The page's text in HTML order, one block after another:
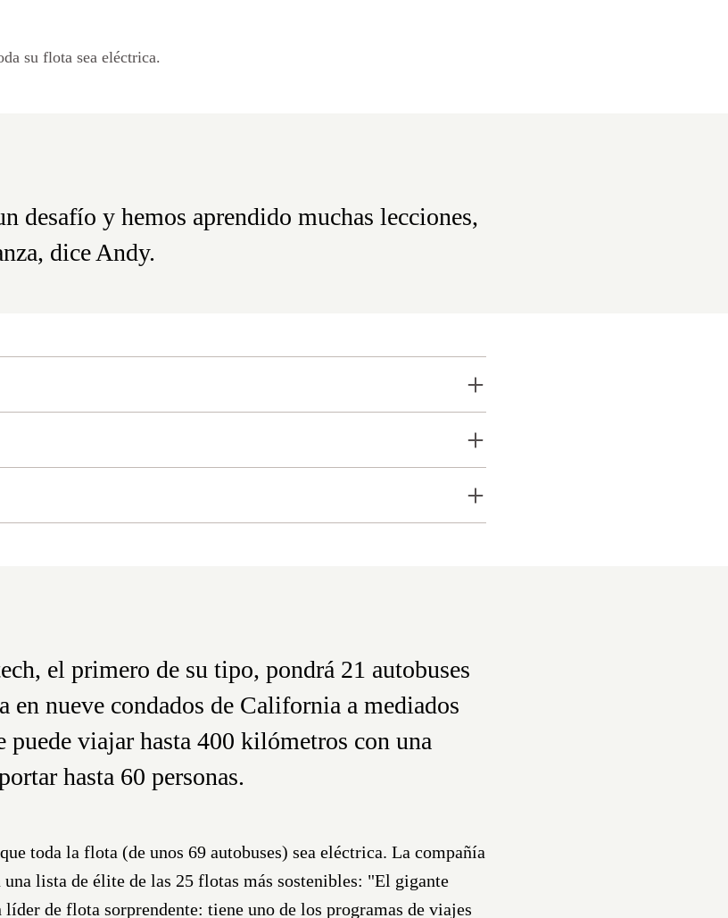
su flota sea eléctrica.
desafío y hemos aprendido muchas lecciones,
dice Andy.
el primero de su tipo, pondrá 21 autobuses
en nueve condados de California a mediados
puede viajar hasta 400 kilómetros con una
hasta 60 personas.
toda la flota (de unos 69 autobuses) sea eléctrica. La compañía
lista de élite de las 25 flotas más sostenibles: "El gigante
de flota sorprendente: tiene uno de los programas de viajes